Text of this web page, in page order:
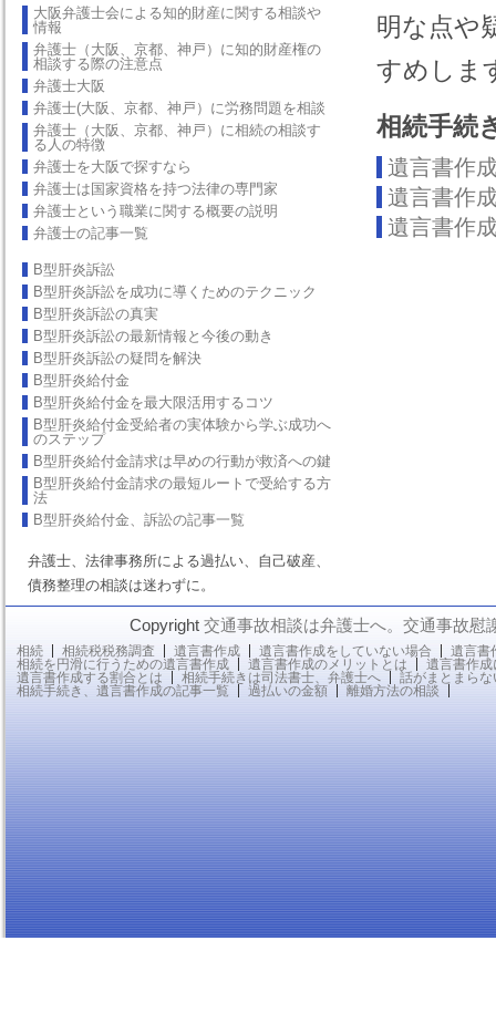
大阪弁護士会による知的財産に関する相談や
情報
弁護士（大阪、京都、神戸）に知的財産権の
相談する際の注意点
弁護士大阪
弁護士(大阪、京都、神戸）に労務問題を相談
弁護士（大阪、京都、神戸）に相続の相談す
る人の特徴
弁護士を大阪で探すなら
弁護士は国家資格を持つ法律の専門家
弁護士という職業に関する概要の説明
弁護士の記事一覧
B型肝炎訴訟
B型肝炎訴訟を成功に導くためのテクニック
B型肝炎訴訟の真実
B型肝炎訴訟の最新情報と今後の動き
B型肝炎訴訟の疑問を解決
B型肝炎給付金
B型肝炎給付金を最大限活用するコツ
B型肝炎給付金受給者の実体験から学ぶ成功へ
のステップ
B型肝炎給付金請求は早めの行動が救済への鍵
B型肝炎給付金請求の最短ルートで受給する方
法
B型肝炎給付金、訴訟の記事一覧
弁護士、法律事務所による過払い、自己破産、
債務整理の相談は迷わずに。
明な点や
すめしま
相続手続
遺言書作
遺言書作
遺言書作
Copyright 交通事故相談は弁護士へ。交通事故慰
相続 相続税税務調査 遺言書作成 遺言書作成をしていない場合
遺言書
相続を円滑に行うための遺言書作成
遺言書作成のメリットとは
遺言書作
遺言書作成する割合とは
相続手続きは司法書士、弁護士へ
話がまとまら
相続手続き、遺言書作成の記事一覧
過払いの金額 離婚方法の相談